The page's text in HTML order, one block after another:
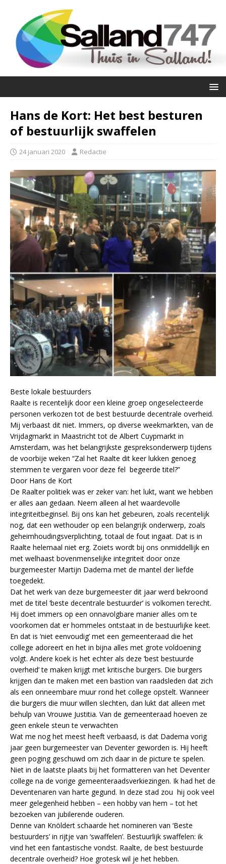
Hans de Kort: Het best besturen
of bestuurlijk swaffelen
24 januari 2020 Redactie
Beste lokale bestuurders
Raalte is recentelijk door een kleine groep ongeselecteerde
personen verkozen tot de best bestuurde decentrale overheid.
Mij verbaast dit niet. Immers, op diverse weekmarkten, van de
Vrijdagmarkt in Maastricht tot de Albert Cuypmarkt in
Amsterdam, was het belangrijkste gespreksonderwerp tijdens
de voorbije weken “Zal het Raalte dit keer lukken genoeg
stemmen te vergaren voor deze fel begeerde titel?”
Door Hans de Kort
De Raalter politiek was er zeker van: het lukt, want we hebben
er alles aan gedaan. Neem alleen al het waardevolle
integriteitbeginsel. Bij ons kan het gebeuren, zoals recentelijk
nog, dat een wethouder op een belangrijk onderwerp, zoals
geheimhoudingsverplichting, totaal de fout ingaat. Dat is in
Raalte helemaal niet erg. Zoiets wordt bij ons onmiddellijk en
met welhaast bovenmenselijke integriteit door onze
burgemeester Martijn Dadema met de mantel der liefde
toegedekt.
Dat het werk van deze burgemeester dit jaar werd bekroond
met de titel ‘beste decentrale bestuurder’ is volkomen terecht.
Hij doet immers op een onnavolgbare manier alles om te
voorkomen dat er hommeles ontstaat in de bestuurlijke keet.
En dat is ‘niet eenvoudig’ met een gemeenteraad die het
college adoreert en het in bijna alles met grote voldoening
volgt. Andere koek is het echter als deze ‘best bestuurde
overheid’ te maken krijgt met kritische burgers. Die burgers
krijgen dan te maken met een bastion van raadsleden dat zich
als een onneembare muur rond het college opstelt. Wanneer
die burgers die muur willen slechten, dan lukt dat alleen met
behulp van Vrouwe Justitia. Van de gemeenteraad hoeven ze
geen enkele steun te verwachten
Wat me nog het meest heeft verbaasd, is dat Dadema vorig
jaar geen burgemeester van Deventer geworden is. Hij heeft
geen poging geschuwd om zich daar in de picture te spelen.
Niet in de laatste plaats bij het formatteren van het Deventer
college na de vorige gemeenteraadsverkiezingen. Ik had het de
Deventenaren van harte gegund. In deze stad zou hij ook veel
meer gelegenheid hebben – een hobby van hem – tot het
bezoeken van jubilerende ouderen.
Denne van Knöldert schaarde het nomineren van ‘Beste
bestuurders’ in rijtje van ‘swaffelen’. Bestuurlijk swaffelen: ik
vind het een fantastische vondst. Raalte, de best bestuurde
decentrale overheid? Hoe grotesk wil je het hebben.